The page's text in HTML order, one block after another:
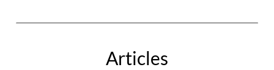
Articles